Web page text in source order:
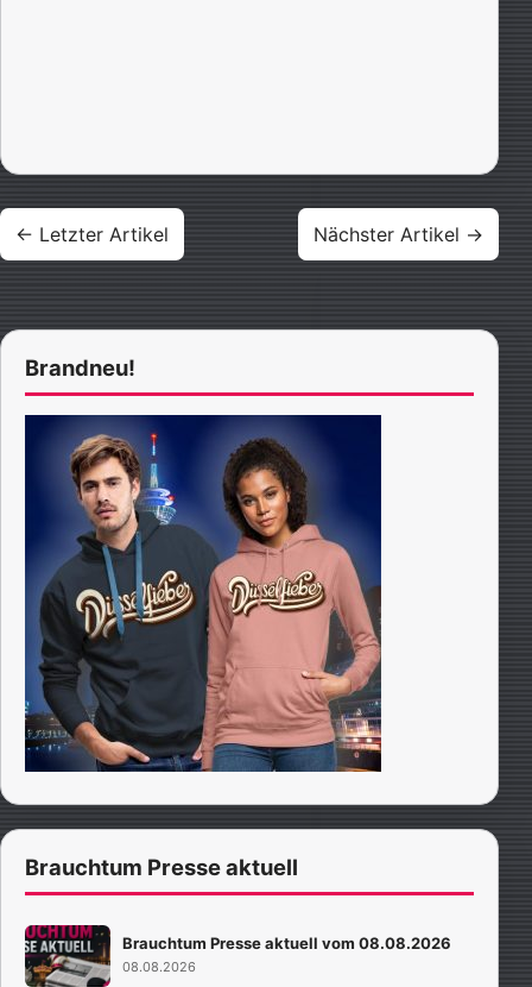
Beitragsnavigation
← Letzter Artikel Nächster Artikel →
Brandneu!
Brauchtum Presse aktuell
Brauchtum Presse aktuell vom 08.08.2026
08.08.2026